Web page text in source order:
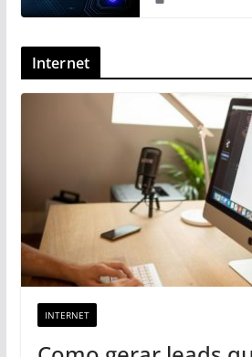
Internet
INTERNET